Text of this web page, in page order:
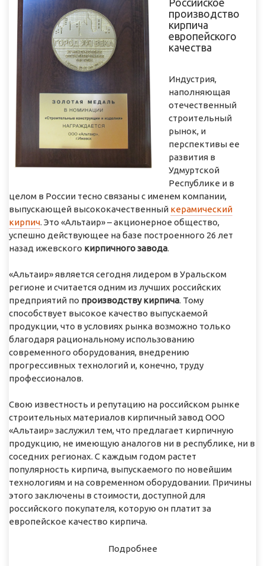
Российское
производство
кирпича
европейского
качества
Индустрия,
наполняющая
отечественный
строительный
рынок, и
перспективы ее
развития в
Удмуртской
Республике и в
целом в России тесно связаны с именем компании,
выпускающей высококачественный керамический
кирпич. Это «Альтаир» – акционерное общество,
успешно действующее на базе построенного 26 лет
назад ижевского кирпичного завода.
«Альтаир» является сегодня лидером в Уральском
регионе и считается одним из лучших российских
предприятий по производству кирпича. Тому
способствует высокое качество выпускаемой
продукции, что в условиях рынка возможно только
благодаря рациональному использованию
современного оборудования, внедрению
прогрессивных технологий и, конечно, труду
профессионалов.
Свою известность и репутацию на российском рынке
строительных материалов кирпичный завод ООО
«Альтаир» заслужил тем, что предлагает кирпичную
продукцию, не имеющую аналогов ни в республике, ни в
соседних регионах. С каждым годом растет
популярность кирпича, выпускаемого по новейшим
технологиям и на современном оборудовании. Причины
этого заключены в стоимости, доступной для
российского покупателя, которую он платит за
европейское качество кирпича.
Подробнее